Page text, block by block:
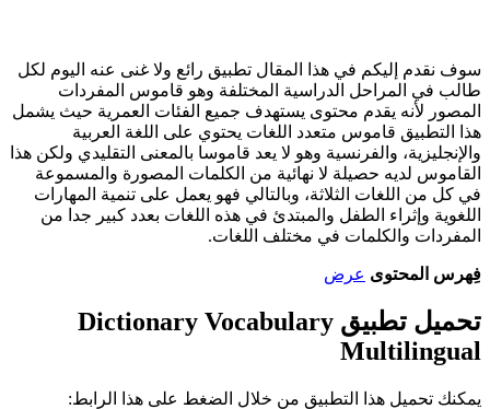
سوف نقدم إليكم في هذا المقال تطبيق رائع ولا غنى عنه اليوم لكل
طالب في المراحل الدراسية المختلفة وهو قاموس المفردات
المصور لأنه يقدم محتوى يستهدف جميع الفئات العمرية حيث يشمل
هذا التطبيق قاموس متعدد اللغات يحتوي على اللغة العربية
والإنجليزية، والفرنسية وهو لا يعد قاموسا بالمعنى التقليدي ولكن هذا
القاموس لديه حصيلة لا نهائية من الكلمات المصورة والمسموعة
في كل من اللغات الثلاثة، وبالتالي فهو يعمل على تنمية المهارات
اللغوية وإثراء الطفل والمبتدئ في هذه اللغات بعدد كبير جدا من
المفردات والكلمات في مختلف اللغات.
فِهرس المحتوى عرض
تحميل تطبيق Dictionary Vocabulary
Multilingual
يمكنك تحميل هذا التطبيق من خلال الضغط على هذا الرابط: